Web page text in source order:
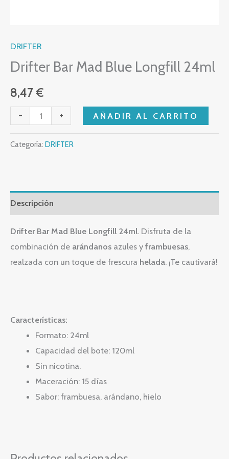
DRIFTER
Drifter Bar Mad Blue Longfill 24ml
8,47€
- + AÑADIR AL CARRITO
Categoría: DRIFTER
Descripción
Drifter Bar Mad Blue Longfill 24ml. Disfruta de la
combinación de arándanos azules y frambuesas,
realzada con un toque de frescura helada. ¡Te cautivará!
Características:
Formato: 24ml
Capacidad del bote: 120ml
Sin nicotina.
Maceración: 15 días
Sabor: frambuesa, arándano, hielo